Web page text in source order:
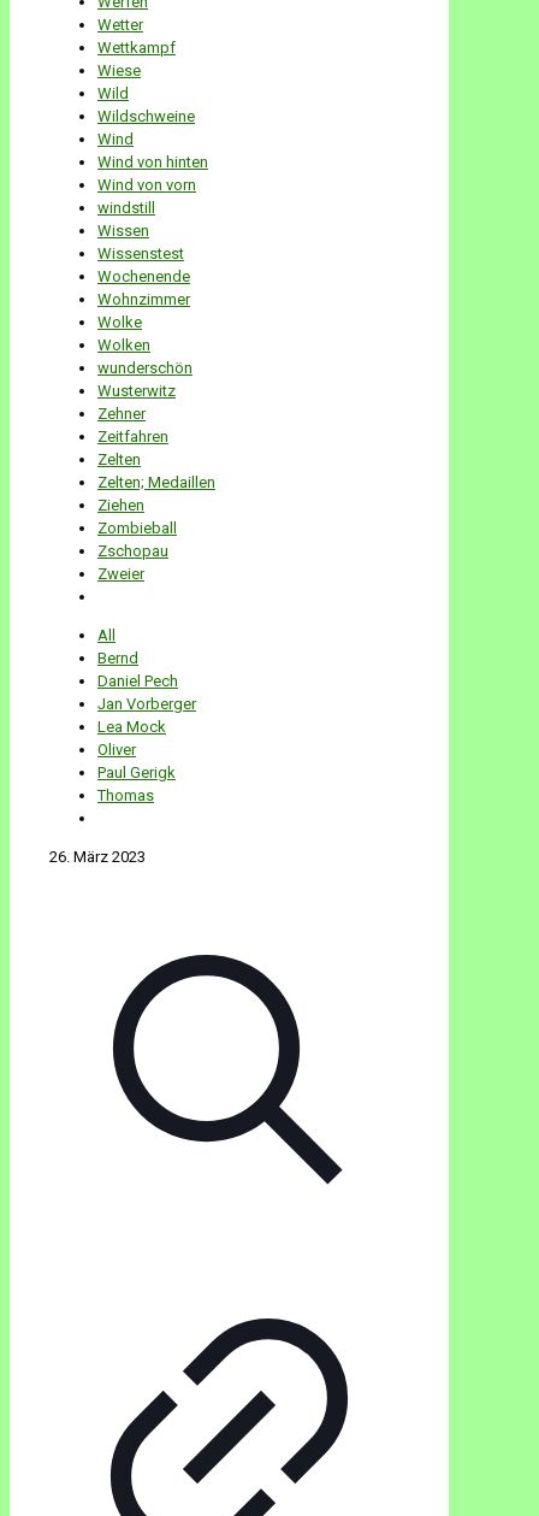
Wetter
Wettkampf
Wiese
Wild
Wildschweine
Wind
Wind von hinten
Wind von vorn
windstill
Wissen
Wissenstest
Wochenende
Wohnzimmer
Wolke
Wolken
wunderschön
Wusterwitz
Zehner
Zeitfahren
Zelten
Zelten; Medaillen
Ziehen
Zombieball
Zschopau
Zweier
All
Bernd
Daniel Pech
Jan Vorberger
Lea Mock
Oliver
Paul Gerigk
Thomas
26. März 2023